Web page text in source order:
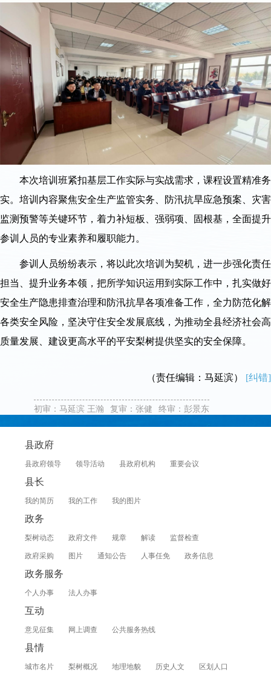
本次培训班紧扣基层工作实际与实战需求，课程设置精准务
实。培训内容聚焦安全生产监管实务、防汛抗旱应急预案、灾害
监测预警等关键环节，着力补短板、强弱项、固根基，全面提升
参训人员的专业素养和履职能力。
参训人员纷纷表示，将以此次培训为契机，进一步强化责任
担当、提升业务本领，把所学知识运用到实际工作中，扎实做好
安全生产隐患排查治理和防汛抗旱各项准备工作，全力防范化解
各类安全风险，坚决守住安全发展底线，为推动全县经济社会高
质量发展、建设更高水平的平安梨树提供坚实的安全保障。
（责任编辑：马延滨） [纠错]
初审：马延滨 王瀚 复审：张健 终审：彭景东
县政府
县政府领导 领导活动 县政府机构 重要会议
县长
我的简历 我的工作 我的图片
政务
梨树动态 政府文件 规章 解读 监督检查
政府采购 图片 通知公告 人事任免 政务信息
政务服务
个人办事 法人办事
互动
意见征集 网上调查 公共服务热线
县情
城市名片 梨树概况 地理地貌 历史人文 区划人口